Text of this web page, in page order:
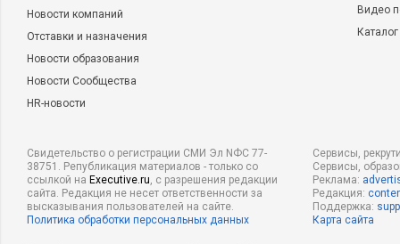
Новости компаний
Отставки и назначения
Новости образования
Новости Сообщества
HR-новости
Видео
Свидетельство о регистрации СМИ Эл NФС 77-
38751. Републикация материалов - только со
ссылкой на Executive.ru, с разрешения редакции
сайта. Редакция не несет ответственности за
высказывания пользователей на сайте.
Политика обработки персональных данных
Сервисы,
Сервисы,
Реклама:
Редакция:
Поддержка:
Карта сайта